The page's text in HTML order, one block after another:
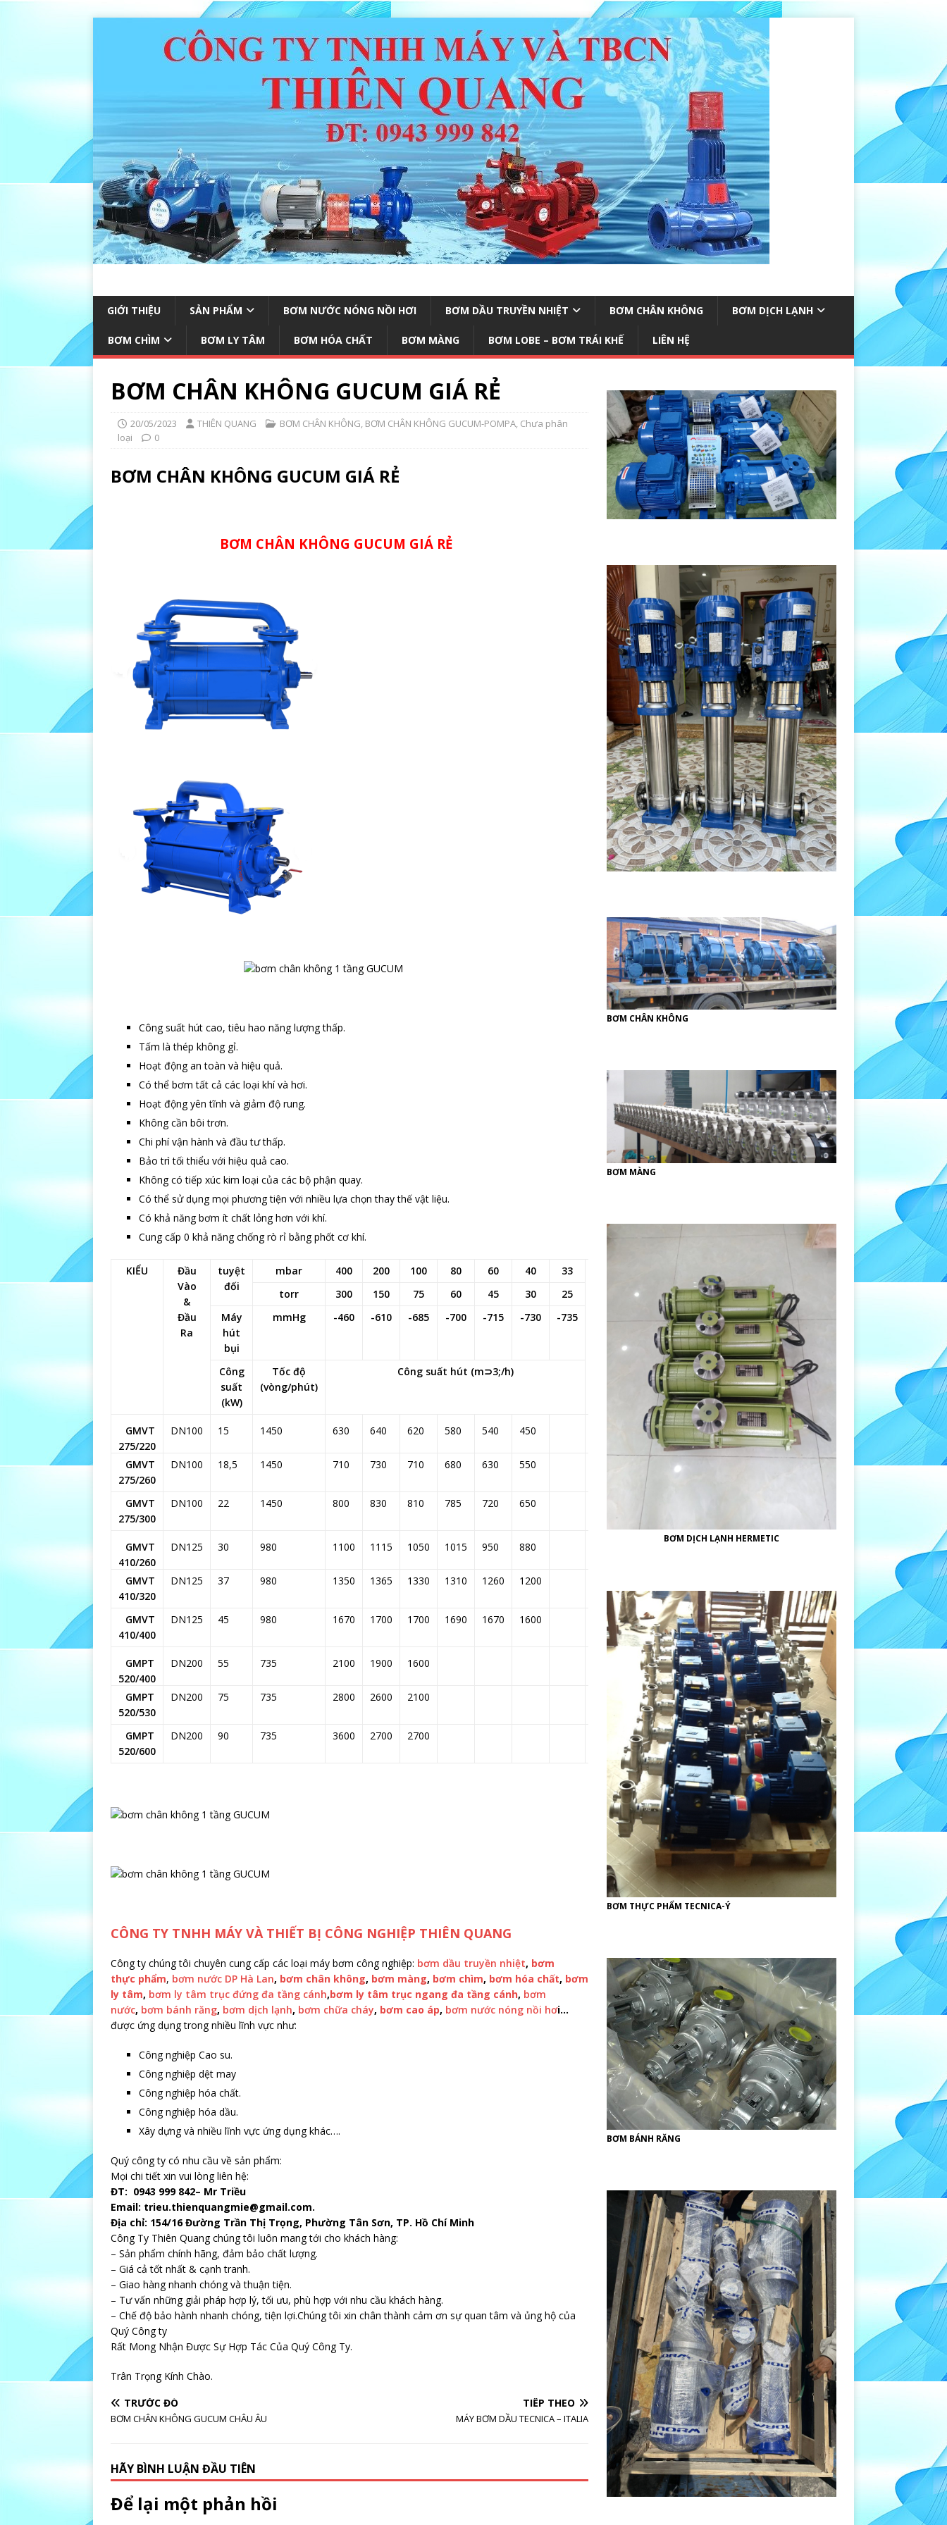
GIỚI THIỆU SẢN PHẨM BƠM NƯỚC NÓNG NỒI HƠI BƠM DẦU TRUYỀN NHIỆT BƠM CHÂN KHÔNG BƠM DỊCH LẠNH
BƠM CHÌM BƠM LY TÂM BƠM HÓA CHẤT BƠM MÀNG BƠM LOBE – BƠM TRÁI KHẾ LIÊN HỆ
BƠM CHÂN KHÔNG GUCUM GIÁ RẺ
20/05/2023 THIÊN QUANG BƠM CHÂN KHÔNG, BƠM CHÂN KHÔNG GUCUM-POMPA, Chưa phân
loại
0
BƠM CHÂN KHÔNG GUCUM GIÁ RẺ
BƠM CHÂN KHÔNG GUCUM GIÁ RẺ
Công suất hút cao, tiêu hao năng lượng thấp.
Tấm là thép không gỉ.
Hoạt động an toàn và hiệu quả.
Có thể bơm tất cả các loại khí và hơi.
Hoạt động yên tĩnh và giảm độ rung.
Không cần bôi trơn.
Chi phí vận hành và đầu tư thấp.
Bảo trì tối thiểu với hiệu quả cao.
Không có tiếp xúc kim loại của các bộ phận quay.
Có thể sử dụng mọi phương tiện với nhiều lựa chọn thay thế vật liệu.
Có khả năng bơm ít chất lỏng hơn với khí.
Cung cấp 0 khả năng chống rò rỉ bằng phốt cơ khí.
KIỂU
Đầu
Vào
&
Đầu
Ra
tuyệt
đối
mbar 400 200 100 80 60 40 33
torr 300 150 75 60 45 30
25
Máy
hút
bụi
mmHg -460 -610 -685 -700 -715 -730 -735
Công
suất
(kW)
Tốc độ
(vòng/phút)
Công suất hút (m⊃3;/h)
GMVT
275/220
DN100 15 1450 630 640 620 580 540 450
GMVT
275/260
DN100 18,5 1450 710 730 710 680 630 550
GMVT
275/300
DN100 22 1450 800 830 810 785 720 650
GMVT
410/260
DN125 30 980 1100 1115 1050 1015 950 880
GMVT
410/320
DN125 37 980 1350 1365 1330 1310 1260 1200
GMVT
410/400
DN125 45 980 1670 1700 1700 1690 1670 1600 100
GMPT
520/400
DN200 55 735 2100 1900 1600
GMPT
520/530
DN200 75 735 2800 2600 2100
GMPT
520/600
DN200 90 735 3600 2700 2700
CÔNG TY TNHH MÁY VÀ THIẾT BỊ CÔNG NGHIỆP THIÊN QUANG
Công ty chúng tôi chuyên cung cấp các loại máy bơm công nghiệp: bơm dầu truyền nhiệt, bơm
thực phẩm, bơm nước DP Hà Lan, bơm chân không, bơm màng, bơm chìm, bơm hóa chất, bơm
ly tâm, bơm ly tâm trục đứng đa tầng cánh,bơm ly tâm trục ngang đa tầng cánh, bơm
nước, bơm bánh răng, bơm dịch lạnh, bơm chữa cháy, bơm cao áp, bơm nước nóng nồi hơi…
được ứng dụng trong nhiều lĩnh vực như:
Công nghiệp Cao su.
Công nghiệp dệt may
Công nghiệp hóa chất.
Công nghiệp hóa dầu.
Xây dựng và nhiều lĩnh vực ứng dụng khác….
Quý công ty có nhu cầu về sản phẩm:
Mọi chi tiết xin vui lòng liên hệ:
ĐT: 0943 999 842– Mr Triều
Email: trieu.thienquangmie@gmail.com.
Địa chỉ: 154/16 Đường Trần Thị Trọng, Phường Tân Sơn, TP. Hồ Chí Minh
Công Ty Thiên Quang chúng tôi luôn mang tới cho khách hàng:
– Sản phẩm chính hãng, đảm bảo chất lượng.
– Giá cả tốt nhất & cạnh tranh.
– Giao hàng nhanh chóng và thuận tiện.
– Tư vấn những giải pháp hợp lý, tối ưu, phù hợp với nhu cầu khách hàng.
– Chế độ bảo hành nhanh chóng, tiện lợi.Chúng tôi xin chân thành cảm ơn sự quan tâm và ủng hộ của
Quý Công ty
Rất Mong Nhận Được Sự Hợp Tác Của Quý Công Ty.
Trân Trọng Kính Chào.
TRƯỚC ĐÓ
BƠM CHÂN KHÔNG GUCUM CHÂU ÂU
TIẾP THEO
MÁY BƠM DẦU TECNICA – ITALIA
HÃY BÌNH LUẬN ĐẦU TIÊN
Để lại một phản hồi
BƠM CHÂN KHÔNG
BƠM MÀNG
BƠM DỊCH LẠNH HERMETIC
BƠM THỰC PHẨM TECNICA-Ý
BƠM BÁNH RĂNG